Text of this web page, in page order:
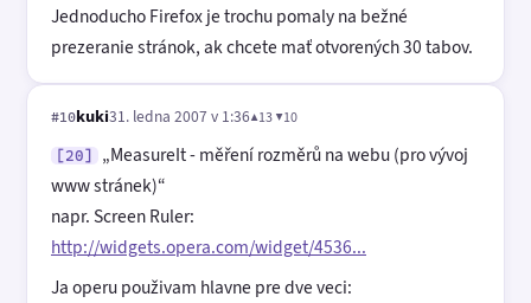
Jednoducho Firefox je trochu pomaly na bežné
prezeranie stránok, ak chcete mať otvorených 30 tabov.
#10kuki31. ledna 2007 v 1:36▲13 ▼10
[20]
MeasureIt - měření rozměrů na webu (pro vývoj
www stránek)
napr. Screen Ruler:
http://widgets.opera.com/widget/4536...
Ja operu použivam hlavne pre dve veci: